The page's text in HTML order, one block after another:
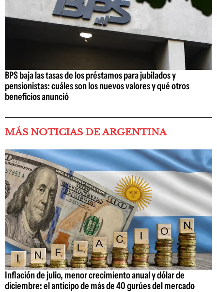
BPS baja las tasas de los préstamos para jubilados y
pensionistas: cuáles son los nuevos valores y qué otros
beneficios anunció
MÁS NOTICIAS DE ARGENTINA
Inflación de julio, menor crecimiento anual y dólar de
diciembre: el anticipo de más de 40 gurúes del mercado